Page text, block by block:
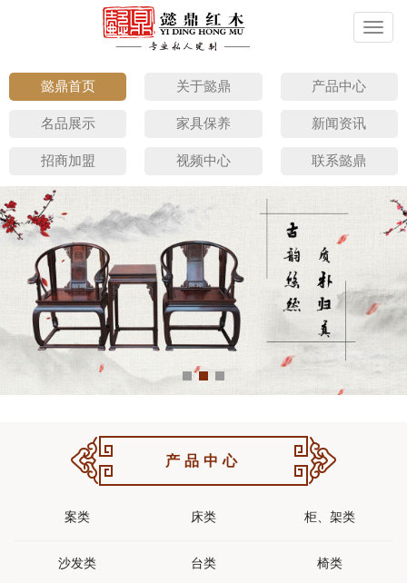
切
换
懿鼎首页 关于懿鼎 产品中心
名品展示 家具保养 新闻资讯
招商加盟 视频中心 联系懿鼎
产品中心
案类 床类 柜、架类
沙发类 台类 椅类